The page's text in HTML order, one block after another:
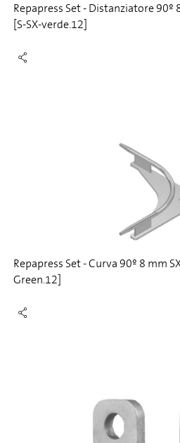
Repapress Set - Distanziatore
[S-SX-verde.12]
Repapress Set - Curva 90º 8 mm
Green.12]